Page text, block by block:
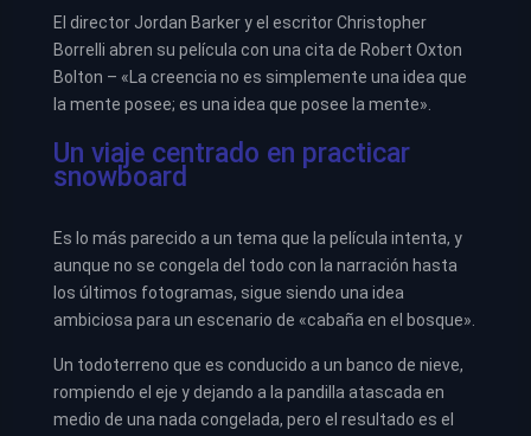
El director Jordan Barker y el escritor Christopher
Borrelli abren su película con una cita de Robert Oxton
Bolton – «La creencia no es simplemente una idea que
la mente posee; es una idea que posee la mente».
Un viaje centrado en practicar
snowboard
Es lo más parecido a un tema que la película intenta, y
aunque no se congela del todo con la narración hasta
los últimos fotogramas, sigue siendo una idea
ambiciosa para un escenario de «cabaña en el bosque».
Un todoterreno que es conducido a un banco de nieve,
rompiendo el eje y dejando a la pandilla atascada en
medio de una nada congelada, pero el resultado es el